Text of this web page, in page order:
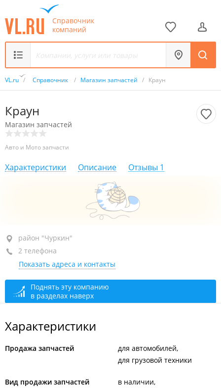
Справочник
компаний
VL.ru / Справочник / Магазин запчастей / Краун
Краун
Магазин запчастей
Авто и Мото запчасти
Характеристики Описание Отзывы 1
район "Чуркин", ул. Калинина, 49
+7 (423) 227-68-06
+7 (423) 264-62-63для иногородних клиентов
сегодня закрыто
район "Чуркин"
2 телефона
Показать адреса и контакты
Поднять эту компанию
в разделах наверх
Характеристики
Продажа запчастей
для автомобилей
для грузовой техники
Вид продажи запчастей
в наличии